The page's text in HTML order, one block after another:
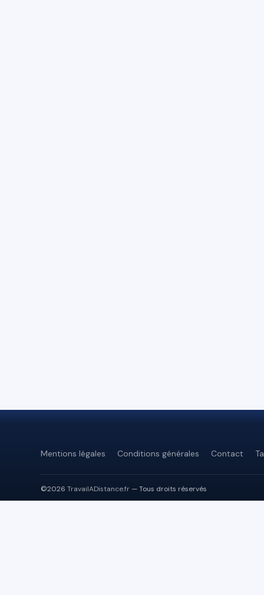
Mentions légales Conditions générales Contact
©2026 TravailADistance.fr — Tous droits réservés